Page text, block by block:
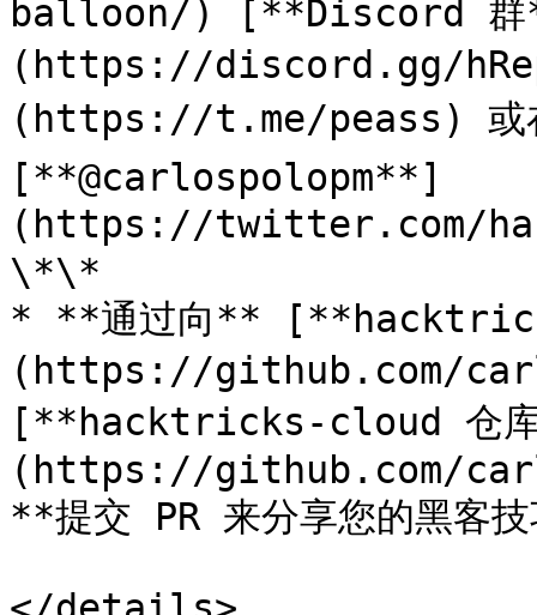
balloon/) [**Discord
(https://discord.gg/
(https://t.me/peass)
[**@carlospolopm**]
(https://twitter.com/
\*\*
* **通过向**
(https://github.com/
[**hacktricks-cloud 仓
(https://github.com/
**提交 PR 来分享您的黑客